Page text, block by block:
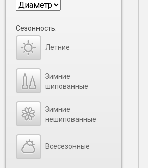
Сезонность:
Летние
Зимние
шипованные
Зимние
нешипованные
Всесезонные